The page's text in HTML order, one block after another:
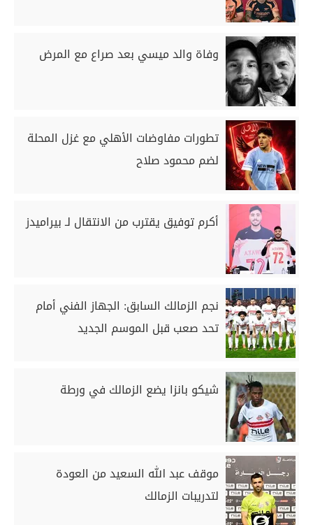
وفاة والد ميسي بعد صراع مع المرض
تطورات مفاوضات الأهلي مع غزل المحلة
لضم محمود صلاح
أكرم توفيق يقترب من الانتقال لـ بيراميدز
نجم الزمالك السابق: الجهاز الفني أمام
تحد صعب قبل الموسم الجديد
شيكو بانزا يضع الزمالك في ورطة
موقف عبد الله السعيد من العودة
لتدريبات الزمالك